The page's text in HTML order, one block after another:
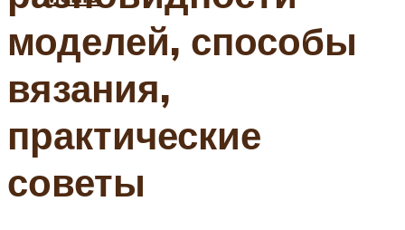
моделей, способы
вязания,
практические
советы